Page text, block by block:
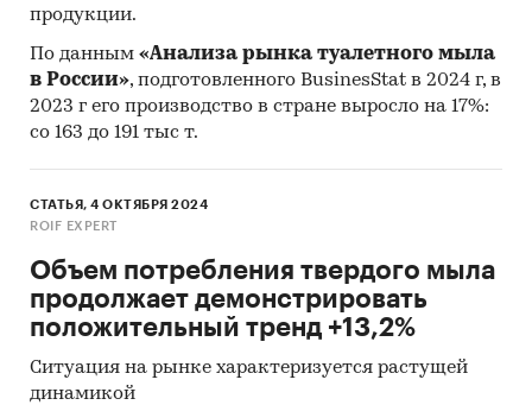
продукции.
По данным «Анализа рынка туалетного мыла
в России», подготовленного BusinesStat в 2024 г, в
2023 г его производство в стране выросло на 17%:
со 163 до 191 тыс т.
СТАТЬЯ, 4 ОКТЯБРЯ 2024
ROIF EXPERT
Объем потребления твердого мыла
продолжает демонстрировать
положительный тренд +13,2%
Ситуация на рынке характеризуется растущей
динамикой